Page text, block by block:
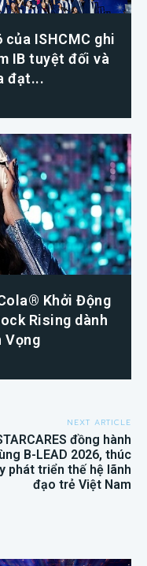
ISHCMC ghi
IB tuyệt đối và
đạt...
Khởi Động
Rising dành
Vọng
NEXT ARTICLE
đồng hành
B-LEAD 2026, thúc
phát triển thế hệ lãnh
đạo trẻ Việt Nam